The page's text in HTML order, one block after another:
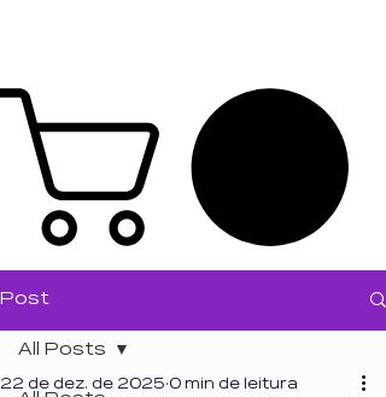
Post
All Posts
22 de dez. de 2025 0 min de leitura